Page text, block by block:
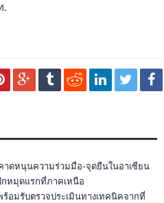
.
าดหนุนความร่วมมือ-จุดยืนในอาเซียน
กหมุดแรกที่ภาคเหนือ
อมรับตรวจประเมินทางเทคนิคจากที่